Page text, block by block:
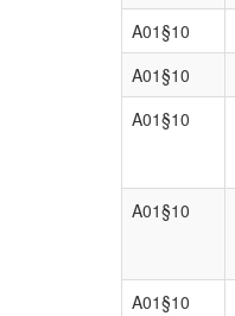
A01§10
A01§10
A01§10
A01§10
A01§10